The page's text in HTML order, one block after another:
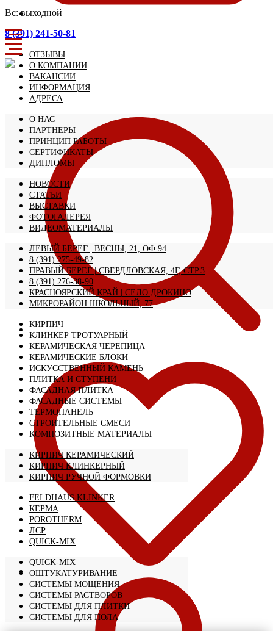
Вс: выходной
8 (391) 241-50-81
ОТЗЫВЫ
О КОМПАНИИ
ВАКАНСИИ
ИНФОРМАЦИЯ
АДРЕСА
О НАС
ПАРТНЕРЫ
ПРИНЦИП РАБОТЫ
СЕРТИФИКАТЫ
ДИПЛОМЫ
НОВОСТИ
СТАТЬИ
ВЫСТАВКИ
ФОТОГАЛЕРЕЯ
ВИДЕОМАТЕРИАЛЫ
ЛЕВЫЙ БЕРЕГ | ВЕСНЫ, 21, ОФ.94
8 (391) 275-49-82
ПРАВЫЙ БЕРЕГ | СВЕРДЛОВСКАЯ, 4Г, СТР.3
8 (391) 276-38-90
КРАСНОЯРСКИЙ КРАЙ | CЕЛО ДРОКИНО
МИКРОРАЙОН ШКОЛЬНЫЙ, 77
КИРПИЧ
КЛИНКЕР ТРОТУАРНЫЙ
КЕРАМИЧЕСКАЯ ЧЕРЕПИЦА
КЕРАМИЧЕСКИЕ БЛОКИ
ИСКУССТВЕННЫЙ КАМЕНЬ
ПЛИТКА И СТУПЕНИ
ФАСАДНАЯ ПЛИТКА
ФАСАДНЫЕ СИСТЕМЫ
ТЕРМОПАНЕЛЬ
СТРОИТЕЛЬНЫЕ СМЕСИ
КОМПОЗИТНЫЕ МАТЕРИАЛЫ
КИРПИЧ КЕРАМИЧЕСКИЙ
КИРПИЧ КЛИНКЕРНЫЙ
КИРПИЧ РУЧНОЙ ФОРМОВКИ
FELDHAUS KLINKER
КЕРМА
POROTHERM
ЛСР
QUICK-MIX
QUICK-MIX
ОШТУКАТУРИВАНИЕ
СИСТЕМЫ МОЩЕНИЯ
СИСТЕМЫ РАСТВОРОВ
СИСТЕМЫ ДЛЯ ПЛИТКИ
СИСТЕМЫ ДЛЯ ПОЛА